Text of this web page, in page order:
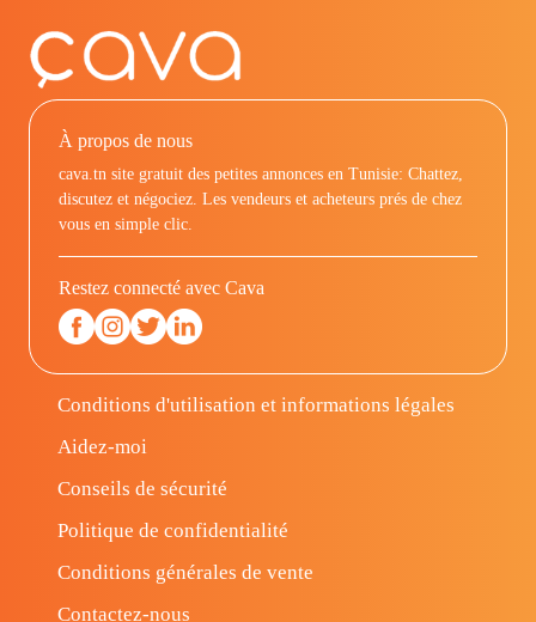
À propos de nous
cava.tn site gratuit des petites annonces en Tunisie: Chattez,
discutez et négociez. Les vendeurs et acheteurs prés de chez
vous en simple clic.
Restez connecté avec Cava
Conditions d'utilisation et informations légales
Aidez-moi
Conseils de sécurité
Politique de confidentialité
Conditions générales de vente
Contactez-nous